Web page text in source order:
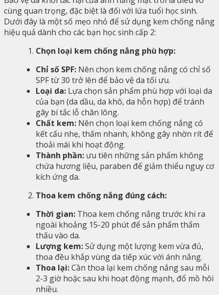
cùng quan trọng, đặc biệt là đối với lứa tuổi học sinh.
Dưới đây là một số mẹo nhỏ để sử dụng kem chống nắng
hiệu quả dành cho các bạn học sinh cấp 2:
Chọn loại kem chống nắng phù hợp:
Chỉ số SPF: Nên chọn kem chống nắng có chỉ số
SPF từ 30 trở lên để bảo vệ da tối ưu.
Loại da: Lựa chọn sản phẩm phù hợp với loại da
của bạn (da dầu, da khô, da hỗn hợp) để tránh
gây bí tắc lỗ chân lông.
Chất kem: Nên chọn loại kem chống nắng có
kết cấu nhẹ, thấm nhanh, không gây nhờn rít để
thoải mái khi hoạt động.
Thành phần: ưu tiên những sản phẩm không
chứa hương liệu, paraben để giảm thiểu nguy cơ
kích ứng da.
Thoa kem chống nắng đúng cách:
Thời gian: Thoa kem chống nắng trước khi ra
ngoài khoảng 15-20 phút để sản phẩm thẩm
thấu vào da.
Lượng kem:Sử dụng một lượng kem vừa đủ,
thoa đều khắp vùng da tiếp xúc với ánh nắng.
Thoa lại:Cần thoa lại kem chống nắng sau mỗi
2-3 giờ hoặc sau khi hoạt động mạnh, đổ mồ hôi
nhiều.